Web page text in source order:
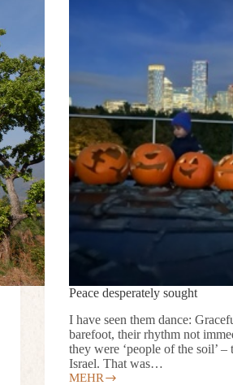
Peace desperately sought
I have seen them dance:
barefoot, their rhythm not
they were ‘people of the soil’ –
Israel. That was…
MEHR